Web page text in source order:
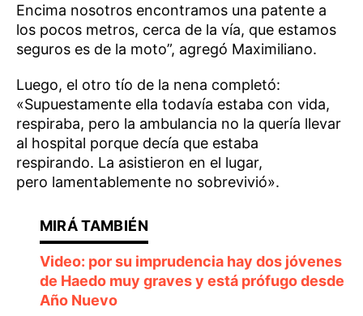
Encima nosotros encontramos una patente a
los pocos metros, cerca de la vía, que estamos
seguros es de la moto”, agregó Maximiliano.
Luego, el otro tío de la nena completó:
«Supuestamente ella todavía estaba con vida,
respiraba, pero la ambulancia no la quería llevar
al hospital porque decía que estaba
respirando. La asistieron en el lugar,
pero lamentablemente no sobrevivió».
Video: por su imprudencia hay dos jóvenes
de Haedo muy graves y está prófugo desde
Año Nuevo